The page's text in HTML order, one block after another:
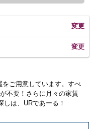
変更
変更
ご用意しています。すべ
不要！さらに月々の家賃
は、URであーる！